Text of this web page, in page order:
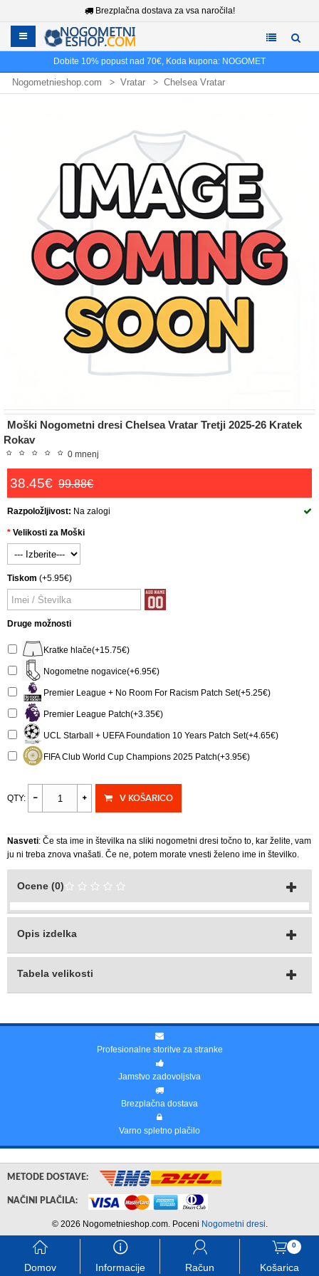
Brezplačna dostava za vsa naročila!
Dobite 10% popust nad 70€, Koda kupona: NOGOMET
Nogometnieshop.com Vratar Chelsea Vratar
Moški Nogometni dresi Chelsea Vratar Tretji 2025-26 Kratek
Rokav
0 mnenj
38.45€ 99.88€
Razpoložljivost: Na zalogi
Velikosti za Moški
Tiskom (+5.95€)
Druge možnosti
Kratke hlače(+15.75€)
Nogometne nogavice(+6.95€)
Premier League + No Room For Racism Patch Set(+5.25€)
Premier League Patch(+3.35€)
UCL Starball + UEFA Foundation 10 Years Patch Set(+4.65€)
FIFA Club World Cup Champions 2025 Patch(+3.95€)
QTY: V KOŠARICO
Nasveti: Če sta ime in številka na sliki nogometni dresi točno to, kar želite, vam
ju ni treba znova vnašati. Če ne, potem morate vnesti želeno ime in številko.
Ocene (0)
Opis izdelka
Tabela velikosti
Profesionalne storitve za stranke
Jamstvo zadovoljstva
Brezplačna dostava
Varno spletno plačilo
󰃱
Domov
󰈢
Informacije
󰃳
Račun
0
󰃦
Košarica
METODE DOSTAVE:
NAČINI PLAČILA:
© 2026 Nogometnieshop.com. Poceni Nogometni dresi.